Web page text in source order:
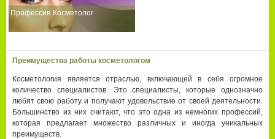
Профессия Косметолог
Преимущества работы косметологом
Косметология является отраслью, включающей в себя огромное
количество специалистов. Это специалисты, которые однозначно
любят свою работу и получают удовольствие от своей деятельности.
Большинство из них считают, что это одна из немногих профессий,
которая предлагает множество различных и иногда уникальных
преимуществ.